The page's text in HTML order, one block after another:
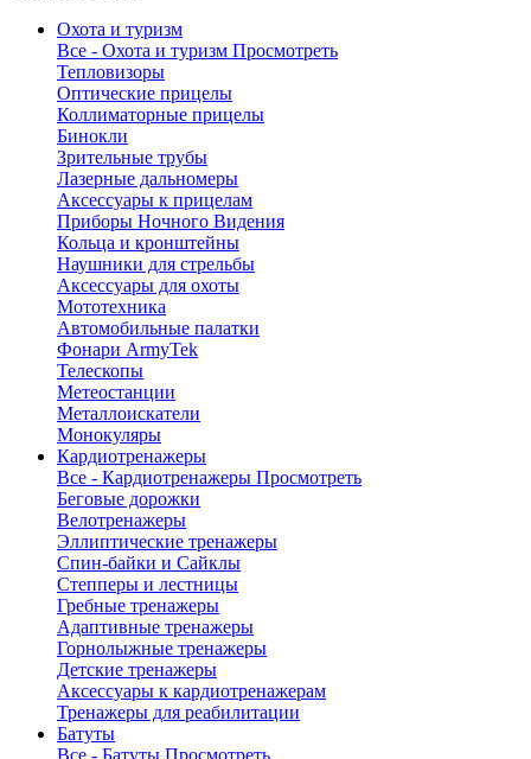
Охота и туризм
Все - Охота и туризм Просмотреть
Тепловизоры
Оптические прицелы
Коллиматорные прицелы
Бинокли
Зрительные трубы
Лазерные дальномеры
Аксессуары к прицелам
Приборы Ночного Видения
Кольца и кронштейны
Наушники для стрельбы
Аксессуары для охоты
Мототехника
Автомобильные палатки
Фонари ArmyTek
Телескопы
Метеостанции
Металлоискатели
Монокуляры
Кардиотренажеры
Все - Кардиотренажеры Просмотреть
Беговые дорожки
Велотренажеры
Эллиптические тренажеры
Спин-байки и Сайклы
Степперы и лестницы
Гребные тренажеры
Адаптивные тренажеры
Горнолыжные тренажеры
Детские тренажеры
Аксессуары к кардиотренажерам
Тренажеры для реабилитации
Батуты
Все - Батуты Просмотреть